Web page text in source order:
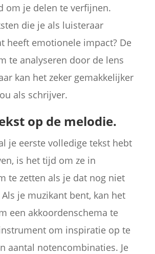
om je delen te verfijnen.
die je als luisteraar
heeft emotionele impact? De
te analyseren door de lens
kan het zeker gemakkelijker
als schrijver.
op de melodie.
je eerste volledige tekst hebt
is het tijd om ze in
te zetten als je dat nog niet
je muzikant bent, kan het
een akkoordenschema te
om inspiratie op te
aantal notencombinaties. Je